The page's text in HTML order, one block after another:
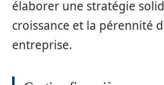
élaborer une stratégie
croissance et la pérennité
entreprise.